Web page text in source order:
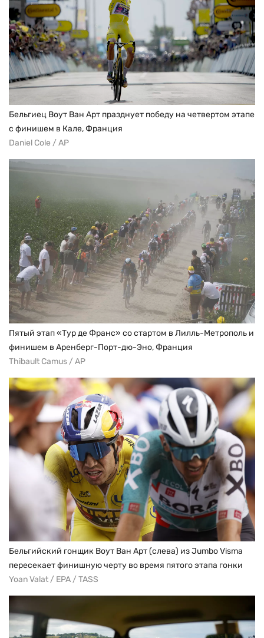
Бельгиец Воут Ван Арт празднует победу на четвертом этапе
с финишем в Кале, Франция
Daniel Cole / AP
Пятый этап «Тур де Франс» со стартом в Лилль-Метрополь и
финишем в Аренберг-Порт-дю-Эно, Франция
Thibault Camus / AP
Бельгийский гонщик Воут Ван Арт (слева) из Jumbo Visma
пересекает финишную черту во время пятого этапа гонки
Yoan Valat / EPA / TASS